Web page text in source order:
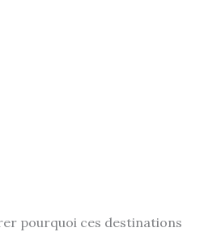
pourquoi ces destinations